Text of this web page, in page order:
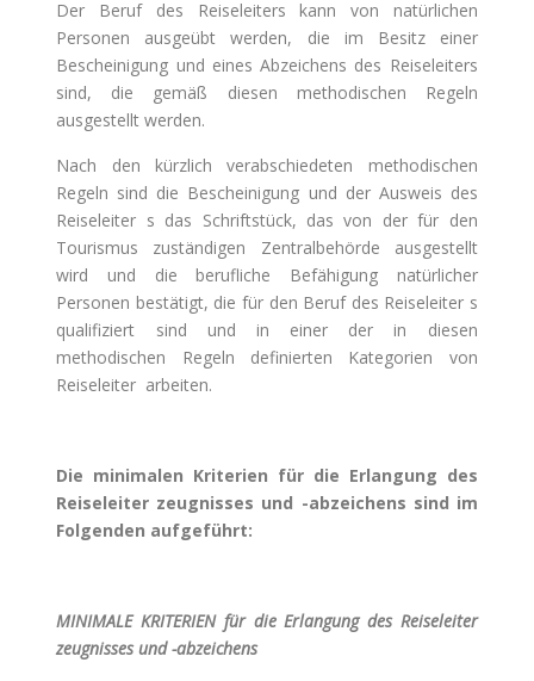
Der Beruf des Reiseleiters kann von natürlichen
Personen ausgeübt werden, die im Besitz einer
Bescheinigung und eines Abzeichens des Reiseleiters
sind, die gemäß diesen methodischen Regeln
ausgestellt werden.
Nach den kürzlich verabschiedeten methodischen
Regeln sind die Bescheinigung und der Ausweis des
Reiseleiter s das Schriftstück, das von der für den
Tourismus zuständigen Zentralbehörde ausgestellt
wird und die berufliche Befähigung natürlicher
Personen bestätigt, die für den Beruf des Reiseleiter s
qualifiziert sind und in einer der in diesen
methodischen Regeln definierten Kategorien von
Reiseleiter arbeiten.
Die minimalen Kriterien für die Erlangung des
Reiseleiter zeugnisses und -abzeichens sind im
Folgenden aufgeführt:
MINIMALE KRITERIEN für die Erlangung des Reiseleiter
zeugnisses und -abzeichens